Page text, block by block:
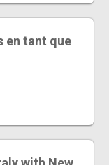
en tant que